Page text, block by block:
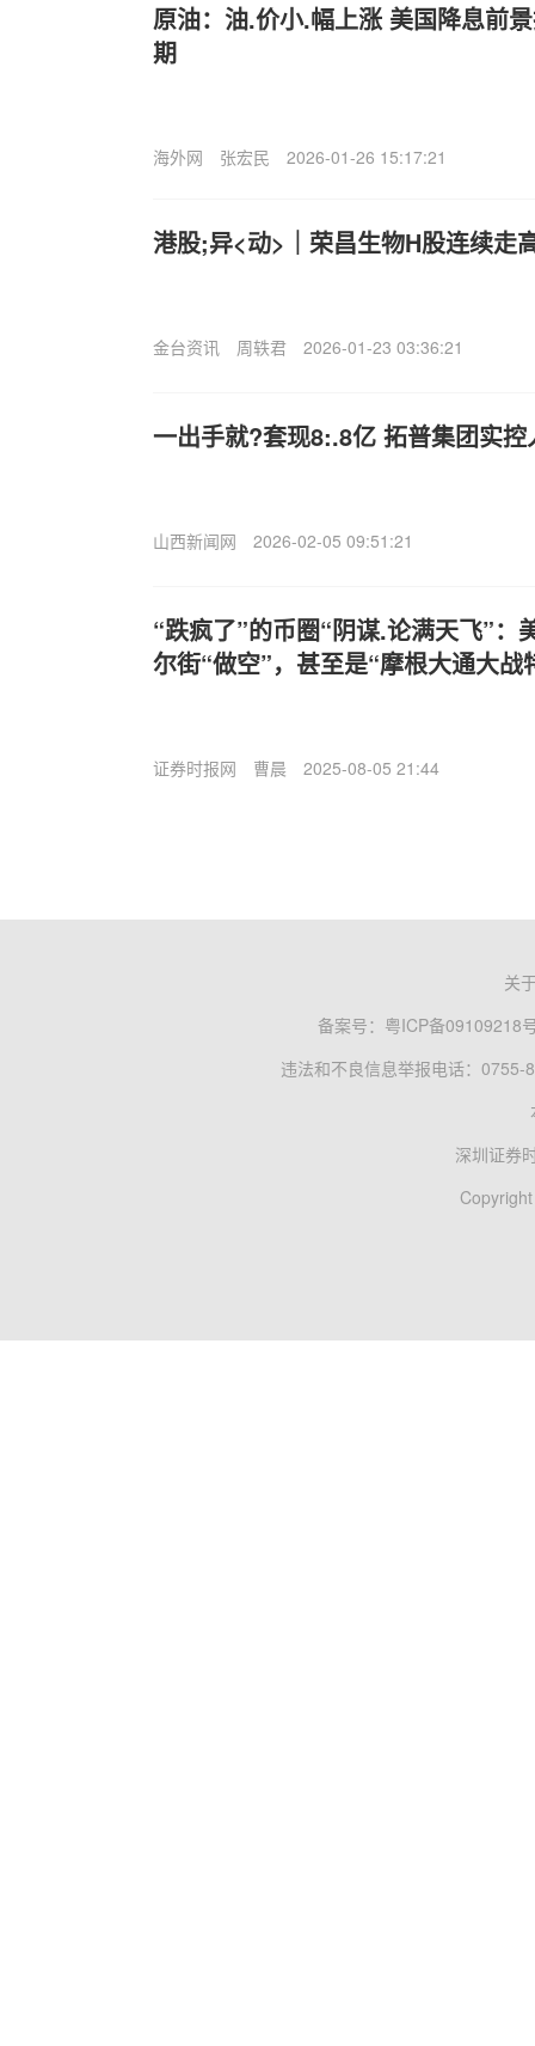
原油：油.价小.幅上涨 美国降息前
期
海外网 张宏民 2026-01-26 15:17:21
港股;异<动>｜荣昌生物H股连续走
金台资讯 周轶君 2026-01-23 03:36:21
一出手就?套现8:.8亿 拓普集团实控
山西新闻网 2026-02-05 09:51:21
“跌疯了”的币圈“阴谋.论满天飞”：
尔街“做空”，甚至是“摩根大通大战
证券时报网 曹晨 2025-08-05 21:44
关
备案号： 粤ICP备09109218
违法和不良信息举报电话：0755-
深圳证券